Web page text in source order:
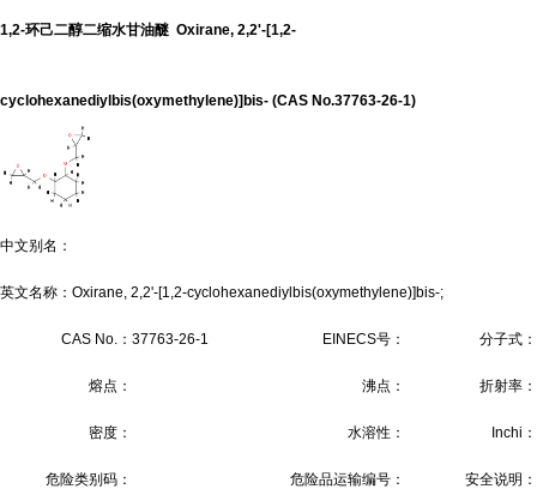
1,2-环己二醇二缩水甘油醚 Oxirane, 2,2'-[1,2-
cyclohexanediylbis(oxymethylene)]bis- (CAS No.37763-26-1)
中文别名：
英文名称：Oxirane, 2,2'-[1,2-cyclohexanediylbis(oxymethylene)]bis-;
CAS No.： 37763-26-1 EINECS号： 分子式：
熔点： 沸点： 折射率：
密度： 水溶性： Inchi：
危险类别码： 危险品运输编号： 安全说明：